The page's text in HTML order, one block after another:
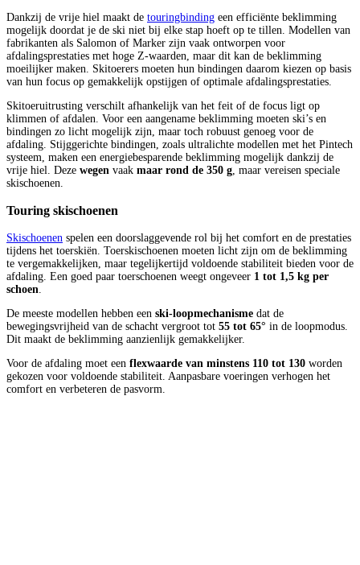
Dankzij de vrije hiel maakt de touringbinding een efficiënte beklimming
mogelijk doordat je de ski niet bij elke stap hoeft op te tillen. Modellen van
fabrikanten als Salomon of Marker zijn vaak ontworpen voor
afdalingsprestaties met hoge Z-waarden, maar dit kan de beklimming
moeilijker maken. Skitoerers moeten hun bindingen daarom kiezen op basis
van hun focus op gemakkelijk opstijgen of optimale afdalingsprestaties.
Skitoeruitrusting verschilt afhankelijk van het feit of de focus ligt op
klimmen of afdalen. Voor een aangename beklimming moeten ski’s en
bindingen zo licht mogelijk zijn, maar toch robuust genoeg voor de
afdaling. Stijggerichte bindingen, zoals ultralichte modellen met het Pintech
systeem, maken een energiebesparende beklimming mogelijk dankzij de
vrije hiel. Deze wegen vaak maar rond de 350 g , maar vereisen speciale
skischoenen.
Touring skischoenen
Skischoenen spelen een doorslaggevende rol bij het comfort en de prestaties
tijdens het toerskiën. Toerskischoenen moeten licht zijn om de beklimming
te vergemakkelijken, maar tegelijkertijd voldoende stabiliteit bieden voor de
afdaling. Een goed paar toerschoenen weegt ongeveer 1 tot 1,5 kg per
schoen.
De meeste modellen hebben een ski-loopmechanisme dat de
bewegingsvrijheid van de schacht vergroot tot 55 tot 65° in de loopmodus.
Dit maakt de beklimming aanzienlijk gemakkelijker.
Voor de afdaling moet een flexwaarde van minstens 110 tot 130 worden
gekozen voor voldoende stabiliteit. Aanpasbare voeringen verhogen het
comfort en verbeteren de pasvorm.